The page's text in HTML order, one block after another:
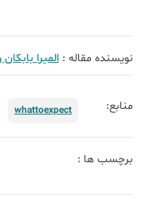
نویسنده مقاله : الميرا بابكان
منابع: whattoexpect
برچسب ها :